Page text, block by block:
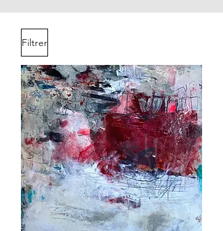
Filtrer